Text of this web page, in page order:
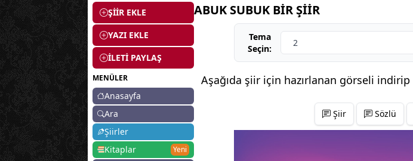
ŞİİR EKLE
YAZI EKLE
İLETİ PAYLAŞ
MENÜLER
Anasayfa
Ara
Şiirler
Kitaplar
Yeni
ABUK SUBUK BİR ŞİİR
Tema
Seçin:
Aşağıda şiir için hazırlanan görseli indirip
Şiir Sözlü